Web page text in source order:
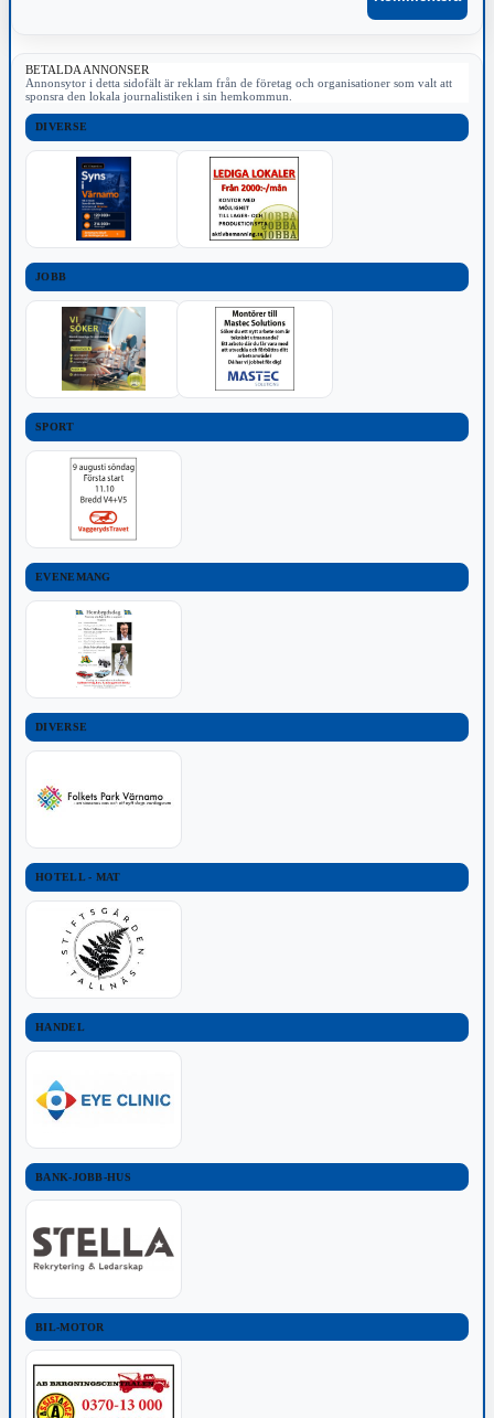
BETALDA ANNONSER
Annonsytor i detta sidofält är reklam från de företag och organisationer som valt att
sponsra den lokala journalistiken i sin hemkommun.
DIVERSE
JOBB
SPORT
EVENEMANG
DIVERSE
HOTELL - MAT
HANDEL
BANK-JOBB-HUS
BIL-MOTOR